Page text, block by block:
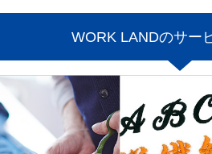
WORK LANDのサー